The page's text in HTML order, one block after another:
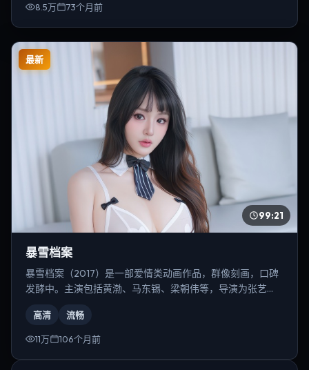
8.5万 73个月前
最新
99:21
暴雪档案
暴雪档案（2017）是一部爱情类动画作品，群像刻画，口碑
发酵中。主演包括黄渤、马东锡、梁朝伟等，导演为张艺
高清 流畅
11万 106个月前